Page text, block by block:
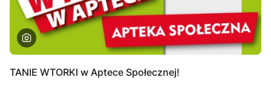
TANIE WTORKI w Aptece Społecznej!